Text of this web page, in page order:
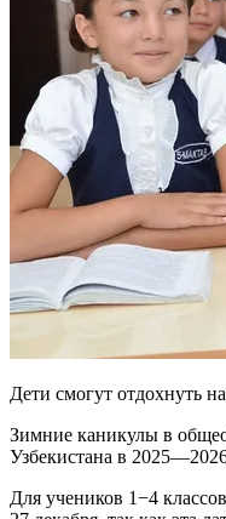
Дети смогут отдохнуть
Зимние каникулы в
Узбекистана в
Для учеников 1−4